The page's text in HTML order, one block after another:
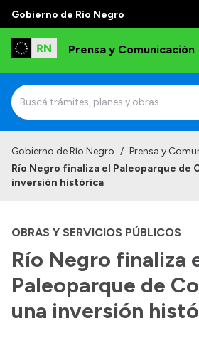
Gobierno de Río Negro
Prensa y Comunicación
Institucional
Referentes de prensa
Archivo de noticias
Transparencia
Gobierno de Río Negro / Prensa y
Río Negro finaliza el Paleoparque de
inversión histórica
OBRAS Y SERVICIOS PÚBLICOS
Río Negro finaliza
Paleoparque de
una inversión